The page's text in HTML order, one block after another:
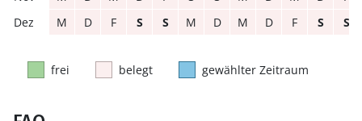
M
D F S S M D M D F S S
frei belegt gewählter Zeitraum